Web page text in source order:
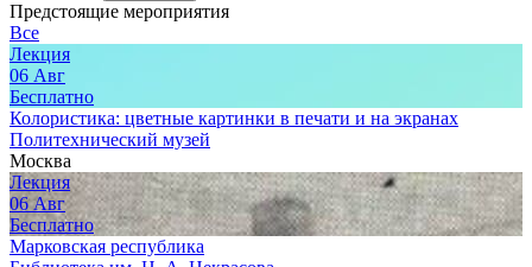
Предстоящие мероприятия
Все
Лекция
06 Авг
Бесплатно
Колористика: цветные картинки в печати и на экранах
Политехнический музей
Москва
Лекция
06 Авг
Бесплатно
Марковская республика